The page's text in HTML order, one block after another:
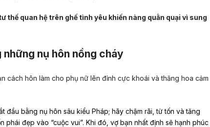
thế quan hệ trên ghế tình yêu khiến nàng quằn quại vì sung
những nụ hôn nồng cháy
cách hôn làm cho phụ nữ lên đỉnh cực khoái và thăng hoa cảm
đầu bằng nụ hôn sâu kiểu Pháp; hãy chậm rãi, từ tốn và tăng
phái đẹp vào “cuộc vui”. Khi đó, vợ bạn nhất định sẽ hạnh phúc